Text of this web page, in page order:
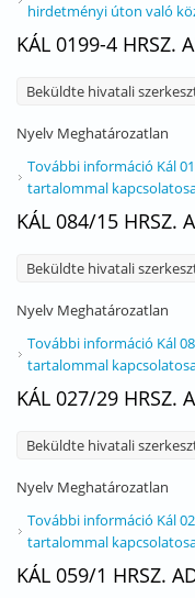
hirdetményi úton való
KÁL 0199-4 HRSZ.
Beküldte hivatali
Nyelv Meghatározatlan
További információ Kál
tartalommal
KÁL 084/15 HRSZ.
Beküldte hivatali
Nyelv Meghatározatlan
További információ Kál
tartalommal
KÁL 027/29 HRSZ.
Beküldte hivatali
Nyelv Meghatározatlan
További információ Kál
tartalommal
KÁL 059/1 HRSZ.